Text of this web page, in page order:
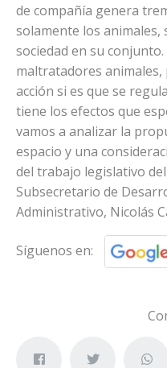
de compañía genera
solamente los animales,
sociedad en su
maltratadores
acción si es que se
tiene los efectos que
vamos a analizar la
espacio y una
del trabajo legislativo
Subsecretario de
Administrativo, Nicolás
Síguenos en: